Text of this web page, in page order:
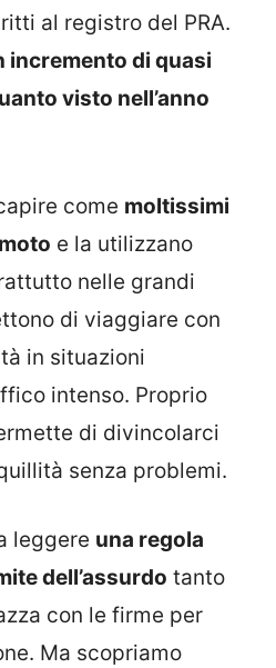
al registro del PRA.
incremento di quasi
visto nell’anno
come moltissimi
e la utilizzano
nelle grandi
di viaggiare con
in situazioni
intenso. Proprio
di divincolarci
senza problemi.
leggere una regola
dell’assurdo tanto
con le firme per
Ma scopriamo